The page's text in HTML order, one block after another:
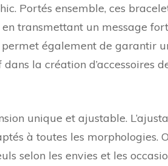
Portés ensemble, ces
transmettant un message
également de garantir
la création d’accessoires
unique et ajustable.
à toutes les morphologies.
selon les envies et les